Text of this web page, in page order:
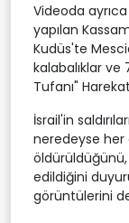
Videoda
yapılan
Kudüs'te
kalabalıklar ve
Tufanı"
İsrail'in
neredeyse her
öldürüldüğünü,
edildiğini
görüntülerini